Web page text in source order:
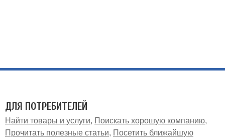
ДЛЯ ПОТРЕБИТЕЛЕЙ
Найти товары и услуги
Поискать хорошую компанию
Прочитать полезные статьи
Посетить ближайшую